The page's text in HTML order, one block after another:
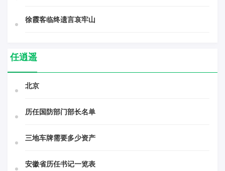
徐霞客临终遗言哀牢山
任逍遥
北京
历任国防部门部长名单
三地车牌需要多少资产
安徽省历任书记一览表